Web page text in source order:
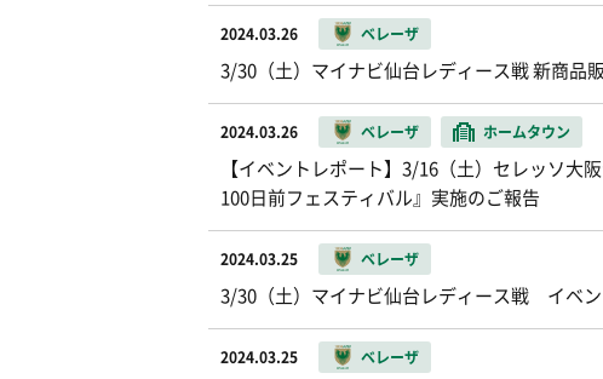
2024.03.26 ベレーザ
3/30（土）マイナビ仙台レディース戦 新商品
2024.03.26 ベレーザ ホームタウン
【イベントレポート】3/16（土）セレッソ
100日前フェスティバル』実施のご報告
2024.03.25 ベレーザ
3/30（土）マイナビ仙台レディース戦 イベ
2024.03.25 ベレーザ